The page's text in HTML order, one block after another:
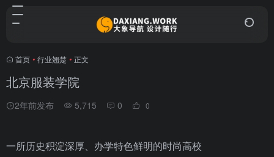
首页 • 行业翘楚 • 正文
北京服装学院
2年前发布 5,715 0 0
一所历史积淀深厚、办学特色鲜明的时尚高校